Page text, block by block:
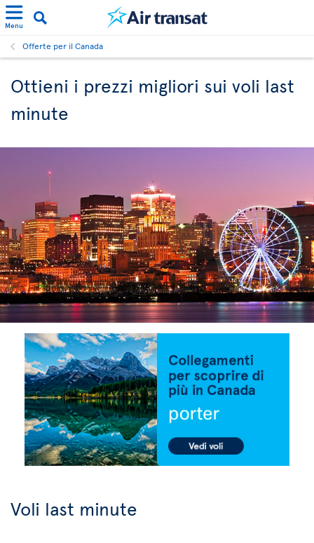
Menu
Offerte per il Canada
Ottieni i prezzi migliori sui voli last
minute
Voli last minute